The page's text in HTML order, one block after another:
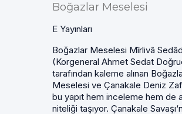
Boğazlar Meselesi
E Yayınları
Boğazlar Meselesi Mîrlivâ
(Korgeneral Ahmet Sedat
tarafından kaleme alınan
Meselesi ve Çanakale Deniz
bu yapıt hem inceleme hem de
niteliği taşıyor. Çanakale